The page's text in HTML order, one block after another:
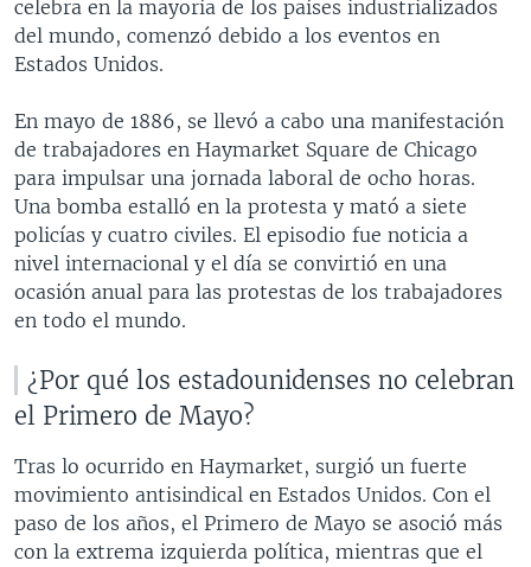
celebra en la mayoría de los países industrializados
del mundo, comenzó debido a los eventos en
Estados Unidos.
En mayo de 1886, se llevó a cabo una manifestación
de trabajadores en Haymarket Square de Chicago
para impulsar una jornada laboral de ocho horas.
Una bomba estalló en la protesta y mató a siete
policías y cuatro civiles. El episodio fue noticia a
nivel internacional y el día se convirtió en una
ocasión anual para las protestas de los trabajadores
en todo el mundo.
¿Por qué los estadounidenses no celebran
el Primero de Mayo?
Tras lo ocurrido en Haymarket, surgió un fuerte
movimiento antisindical en Estados Unidos. Con el
paso de los años, el Primero de Mayo se asoció más
con la extrema izquierda política, mientras que el